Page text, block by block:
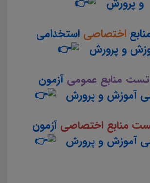
و پرورش
اختصاصیاستخدامی
و پرورش
تست منابع عمومی آزمون
آموزش و پرورش
منابع اختصاصی آزمون
آموزش و پرورش